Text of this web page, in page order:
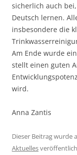
sicherlich auch
Deutsch lernen.
insbesondere die
Am Ende wurde
stellt einen guten
wird.
Anna Zantis
Dieser Beitrag wurde
Aktuelles